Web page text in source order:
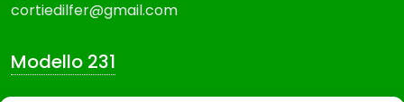
cortiedilfer@gmail.com
Modello 231